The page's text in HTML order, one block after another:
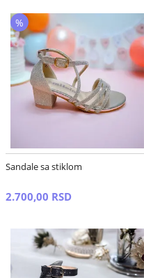
Sandale sa stiklom
2.700,00 RSD
%